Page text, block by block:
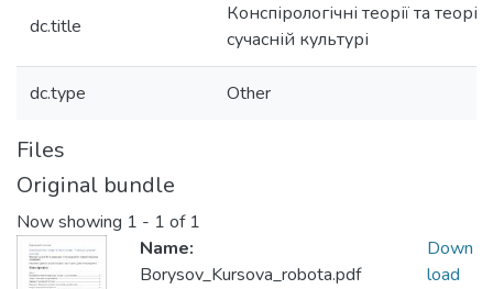
dc.title
Конспірологічні теорії та
сучасній культурі
dc.type Other
Files
Original bundle
Now showing 1 - 1 of 1
Name:
Borysov_Kursova_robota.pdf
Down
load